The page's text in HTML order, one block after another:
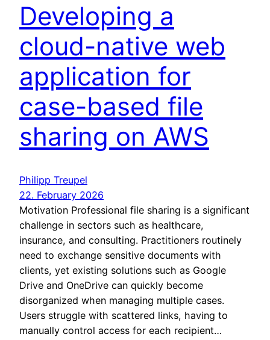
Developing a
cloud-native web
application for
case-based file
sharing on AWS
Philipp Treupel
22. February 2026
Motivation Professional file sharing is a significant
challenge in sectors such as healthcare,
insurance, and consulting. Practitioners routinely
need to exchange sensitive documents with
clients, yet existing solutions such as Google
Drive and OneDrive can quickly become
disorganized when managing multiple cases.
Users struggle with scattered links, having to
manually control access for each recipient…